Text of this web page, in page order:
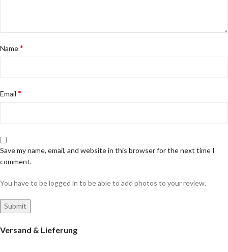
Name*
Email *
Save my name, email, and website in this browser for the next time I
comment.
You have to be logged in to be able to add photos to your review.
Versand & Lieferung